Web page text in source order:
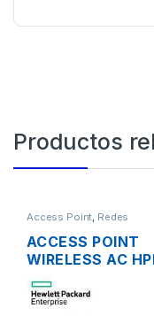
Productos
Access Point, Redes
ACCESS POINT
WIRELESS AC
JZ074A
OFFICECONNECT